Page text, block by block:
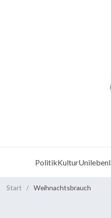
PolitikKulturUnileben
Start / Weihnachtsbrauch